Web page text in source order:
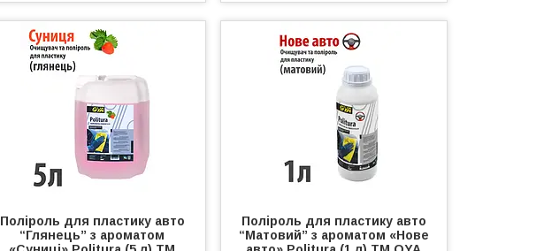
Поліроль для пластику авто
“Глянець” з ароматом
Поліроль для пластику авто
“Матовий” з ароматом «Нове